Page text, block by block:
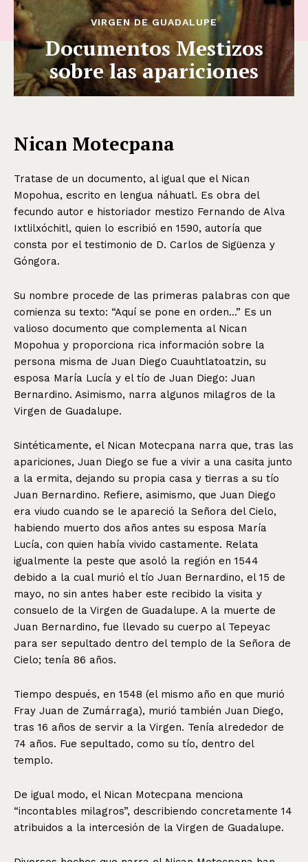
VIRGEN DE GUADALUPE
Documentos Mestizos
sobre las apariciones
Nican Motecpana
Tratase de un documento, al igual que el Nican
Mopohua, escrito en lengua náhuatl. Es obra del
fecundo autor e historiador mestizo Fernando de Alva
Ixtlilxóchitl, quien lo escribió en 1590, autoría que
consta por el testimonio de D. Carlos de Sigüenza y
Góngora.
Su nombre procede de las primeras palabras con que
comienza su texto: “Aquí se pone en orden…” Es un
valioso documento que complementa al Nican
Mopohua y proporciona rica información sobre la
persona misma de Juan Diego Cuauhtlatoatzin, su
esposa María Lucía y el tío de Juan Diego: Juan
Bernardino. Asimismo, narra algunos milagros de la
Virgen de Guadalupe.
Sintéticamente, el Nican Motecpana narra que, tras las
apariciones, Juan Diego se fue a vivir a una casita junto
a la ermita, dejando su propia casa y tierras a su tío
Juan Bernardino. Refiere, asimismo, que Juan Diego
era viudo cuando se le apareció la Señora del Cielo,
habiendo muerto dos años antes su esposa María
Lucía, con quien había vivido castamente. Relata
igualmente la peste que asoló la región en 1544
debido a la cual murió el tío Juan Bernardino, el 15 de
mayo, no sin antes haber este recibido la visita y
consuelo de la Virgen de Guadalupe. A la muerte de
Juan Bernardino, fue llevado su cuerpo al Tepeyac
para ser sepultado dentro del templo de la Señora de
Cielo; tenía 86 años.
Tiempo después, en 1548 (el mismo año en que murió
Fray Juan de Zumárraga), murió también Juan Diego,
tras 16 años de servir a la Virgen. Tenía alrededor de
74 años. Fue sepultado, como su tío, dentro del
templo.
De igual modo, el Nican Motecpana menciona
“incontables milagros”, describiendo concretamente 14
atribuidos a la intercesión de la Virgen de Guadalupe.